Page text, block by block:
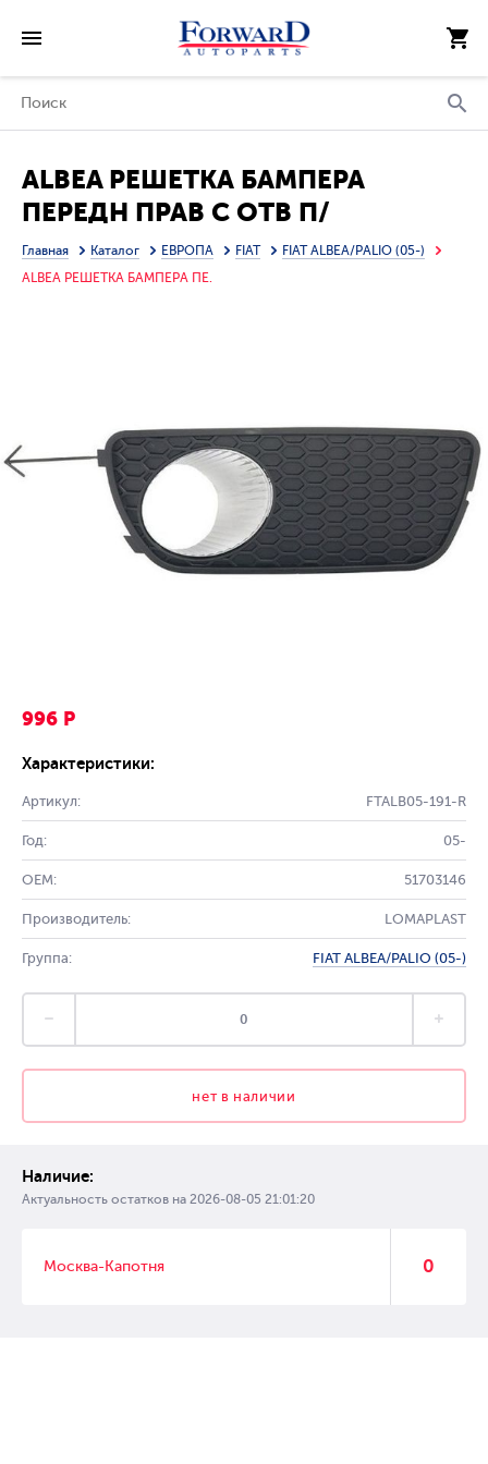
ALBEA РЕШЕТКА БАМПЕРА
ПЕРЕДН ПРАВ С ОТВ П/
ПРОТИВОТУМ (АРГЕНТИНА)
Главная Каталог ЕВРОПА FIAT
FIAT ALBEA/PALIO (05-)
ALBEA РЕШЕТКА БАМПЕРА ПЕ.
996 Р
Характеристики:
Артикул: FTALB05-191-R
Год: 05-
OEM: 51703146
Производитель: LOMAPLAST
Группа: FIAT ALBEA/PALIO (05-)
нет в наличии
Наличие:
Актуальность остатков на 2026-08-05 21:01:20
Москва-Капотня 0